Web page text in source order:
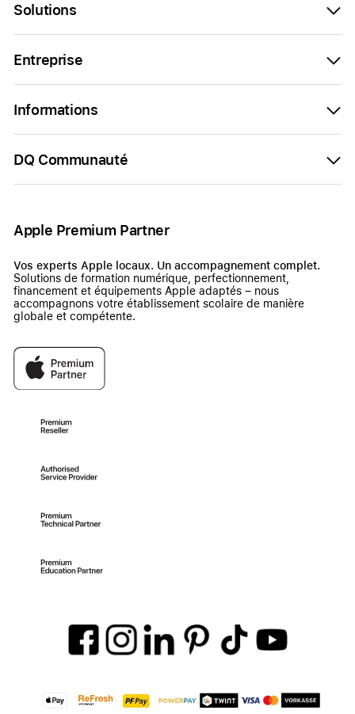
Solutions
Entreprise
Informations
DQ Communauté
Apple Premium Partner
Vos experts Apple locaux. Un accompagnement complet.
Solutions de formation numérique, perfectionnement,
financement et équipements Apple adaptés – nous
accompagnons votre établissement scolaire de manière
globale et compétente.